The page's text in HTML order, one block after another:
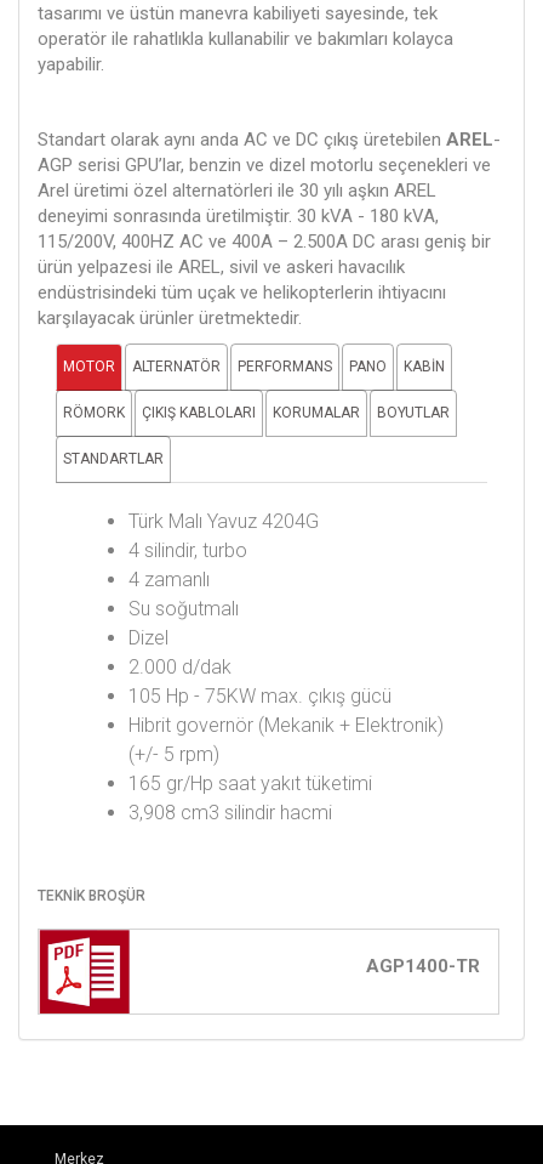
tasarımı ve üstün manevra kabiliyeti sayesinde, tek
operatör ile rahatlıkla kullanabilir ve bakımları kolayca
yapabilir.
Standart olarak aynı anda AC ve DC çıkış üretebilen AREL-
AGP serisi GPU’lar, benzin ve dizel motorlu seçenekleri ve
Arel üretimi özel alternatörleri ile 30 yılı aşkın AREL
deneyimi sonrasında üretilmiştir. 30 kVA - 180 kVA,
115/200V, 400HZ AC ve 400A – 2.500A DC arası geniş bir
ürün yelpazesi ile AREL, sivil ve askeri havacılık
endüstrisindeki tüm uçak ve helikopterlerin ihtiyacını
karşılayacak ürünler üretmektedir.
MOTOR ALTERNATÖR PERFORMANS PANO KABİN
RÖMORK ÇIKIŞ KABLOLARI KORUMALAR BOYUTLAR
STANDARTLAR
Türk Malı Yavuz 4204G
4 silindir, turbo
4 zamanlı
Su soğutmalı
Dizel
2.000 d/dak
105 Hp - 75KW max. çıkış gücü
Hibrit governör (Mekanik + Elektronik)
(+/- 5 rpm)
165 gr/Hp saat yakıt tüketimi
3,908 cm3 silindir hacmi
TEKNİK BROŞÜR
AGP1400-TR
Merkez